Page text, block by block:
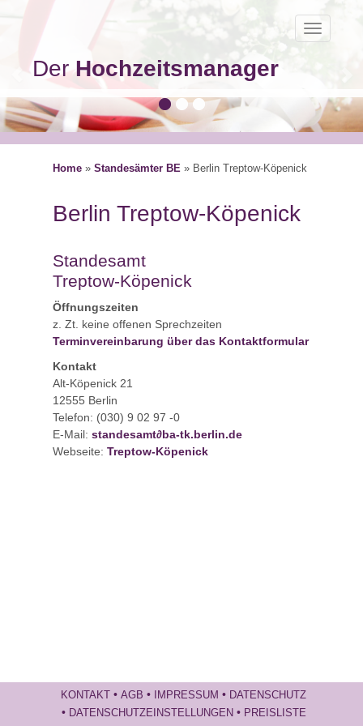
Toggle
DerHochzeitsmanager
Home » Standesämter BE » Berlin Treptow-Köpenick
Berlin Treptow-Köpenick
Standesamt
Treptow-Köpenick
Öffnungszeiten
z. Zt. keine offenen Sprechzeiten
Terminvereinbarung über das Kontaktformular
Kontakt
Alt-Köpenick 21
12555 Berlin
Telefon: (030) 9 02 97 -0
E-Mail: standesamt∂ba-tk.berlin.de
Webseite: Treptow-Köpenick
KONTAKT • AGB • IMPRESSUM • DATENSCHUTZ
• DATENSCHUTZEINSTELLUNGEN • PREISLISTE